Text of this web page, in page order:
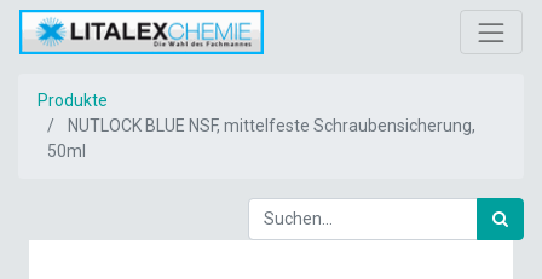
Produkte
NUTLOCK BLUE NSF, mittelfeste Schraubensicherung,
50ml